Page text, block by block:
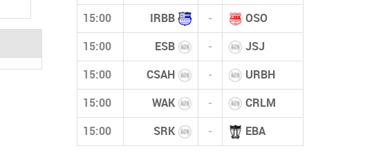
15:00 IRBB - OSO
15:00 ESB - JSJ
15:00 CSAH - URBH
15:00 WAK - CRLM
15:00 SRK - EBA